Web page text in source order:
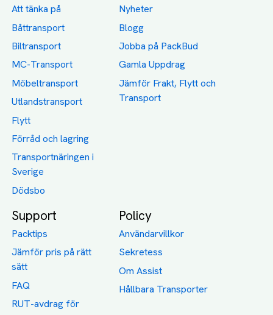
Att tänka på
Båttransport
Biltransport
MC-Transport
Möbeltransport
Utlandstransport
Flytt
Förråd och lagring
Transportnäringen i
Sverige
Dödsbo
Nyheter
Blogg
Jobba på PackBud
Gamla Uppdrag
Jämför Frakt, Flytt och
Transport
Support
Packtips
Jämför pris på rätt
sätt
FAQ
RUT-avdrag för
Policy
Användarvillkor
Sekretess
Om Assist
Hållbara Transporter